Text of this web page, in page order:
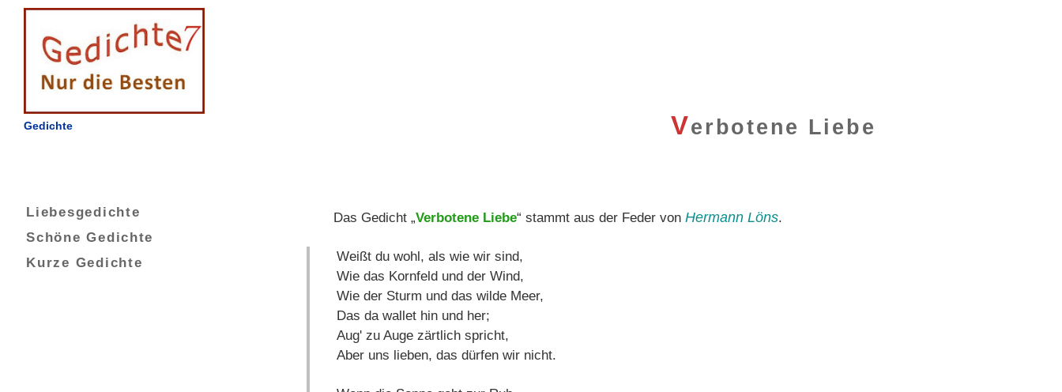
Gedichte Verbotene Liebe
Liebesgedichte
Schöne Gedichte
Kurze Gedichte
Das Gedicht „Verbotene Liebe“ stammt aus der Feder von Hermann Löns.
Weißt du wohl, als wie wir sind,
Wie das Kornfeld und der Wind,
Wie der Sturm und das wilde Meer,
Das da wallet hin und her;
Aug' zu Auge zärtlich spricht,
Aber uns lieben, das dürfen wir nicht.